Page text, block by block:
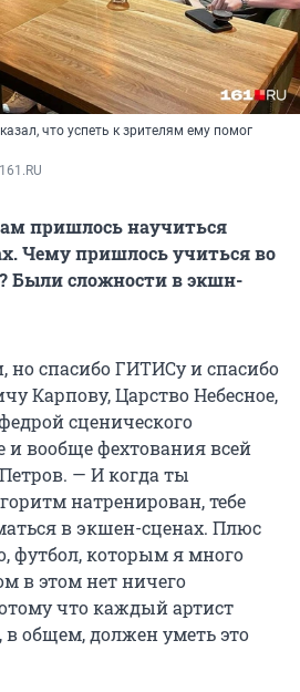
что успеть к зрителям ему помог
пришлось научиться
Чему пришлось учиться во
Были сложности в экшн-
спасибо ГИТИСу и спасибо
Карпову, Царство Небесное,
сценического
вообще фехтования всей
— И когда ты
натренирован, тебе
в экшен-сценах. Плюс
футбол, которым я много
в этом нет ничего
что каждый артист
общем, должен уметь это